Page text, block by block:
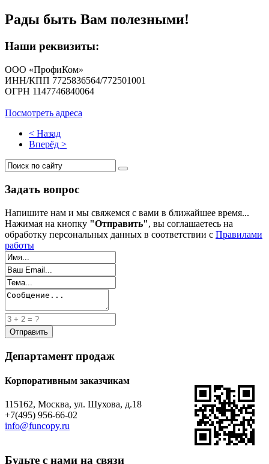
Рады быть Вам полезными!
Наши реквизиты:
ООО «ПрофиКом»
ИНН/КПП 7725836564/772501001
ОГРН 1147746840064
Посмотреть адреса
< Назад
Вперёд >
Задать вопрос
Напишите нам и мы свяжемся с вами в ближайшее время...
Нажимая на кнопку "Отправить", вы соглашаетесь на
обработку персональных данных в соответствии с Правилами
работы
Департамент продаж
Корпоративным заказчикам
115162, Москва, ул. Шухова, д.18
+7(495) 956-66-02
info@funcopy.ru
Будьте с нами на связи